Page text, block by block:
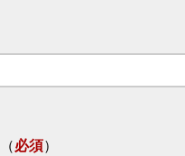
（必須）